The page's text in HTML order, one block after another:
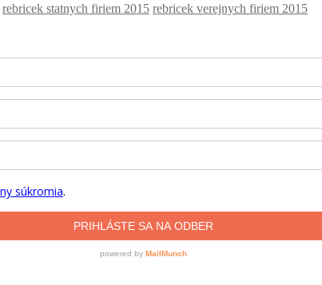
rebricek statnych firiem 2015 rebricek verejnych firiem 2015